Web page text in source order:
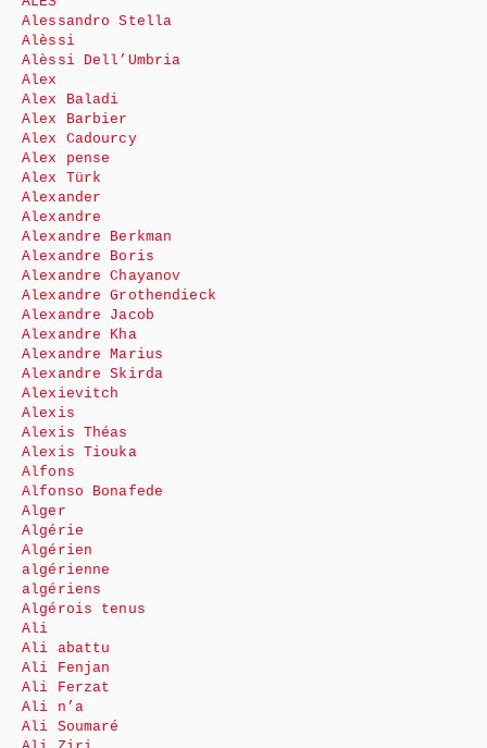
Alessandro Stella
Alèssi
Alèssi Dell’Umbria
Alex
Alex Baladi
Alex Barbier
Alex Cadourcy
Alex pense
Alex Türk
Alexander
Alexandre
Alexandre Berkman
Alexandre Boris
Alexandre Chayanov
Alexandre Grothendieck
Alexandre Jacob
Alexandre Kha
Alexandre Marius
Alexandre Skirda
Alexievitch
Alexis
Alexis Théas
Alexis Tiouka
Alfons
Alfonso Bonafede
Alger
Algérie
Algérien
algérienne
algériens
Algérois tenus
Ali
Ali abattu
Ali Fenjan
Ali Ferzat
Ali n’a
Ali Soumaré